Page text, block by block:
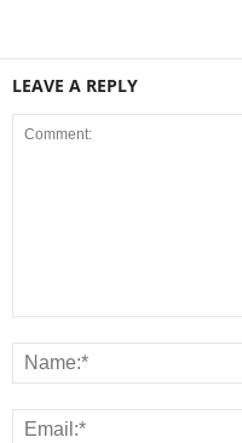
LEAVE A REPLY